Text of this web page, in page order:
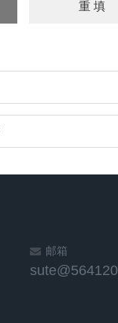
邮箱